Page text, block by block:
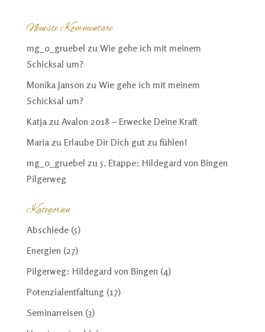
Neueste Kommentare
mg_o_gruebel zu Wie gehe ich mit meinem
Schicksal um?
Monika Janson zu Wie gehe ich mit meinem
Schicksal um?
Katja zu Avalon 2018 – Erwecke Deine Kraft
Maria zu Erlaube Dir Dich gut zu fühlen!
mg_o_gruebel zu 5. Etappe: Hildegard von Bingen
Pilgerweg
Kategorien
Abschiede(5)
Energien (27)
Pilgerweg: Hildegard von Bingen (4)
Potenzialentfaltung(17)
Seminarreisen (3)